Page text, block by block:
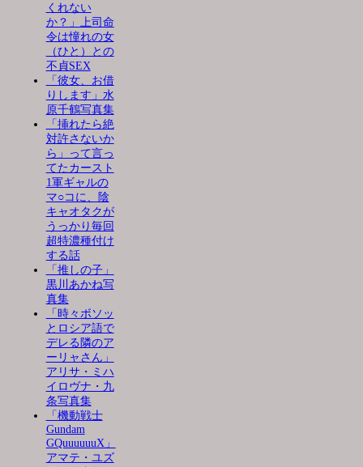
くれない
か？」上司命
令は憧れの女
（ひと）との
不貞SEX
「彼女、お借
りします」水
原千鶴写真集
「挿れたら絶
対許さないか
ら」って言っ
てたカースト
1軍ギャルの
マ○コに、陰
キャオタクが
うっかり毎回
超特濃種付け
する話
「推しの子」
黒川あかね写
真集
「時々ボソッ
とロシア語で
デレる隣のア
ーリャさん」
アリサ・ミハ
イロヴナ・九
条写真集
「機動戦士
Gundam
GQuuuuuuX」
アマテ・ユズ